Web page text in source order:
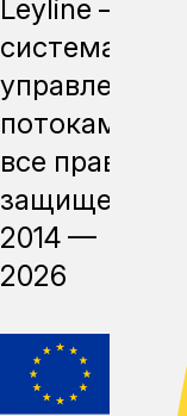
Leyline —
система
управления
потоками,
все права
защищены,
2014 —
2026